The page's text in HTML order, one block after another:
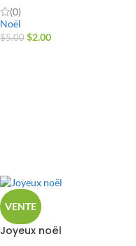
(0)
Noël
$5.00 $2.00
VENTE
Joyeux noël